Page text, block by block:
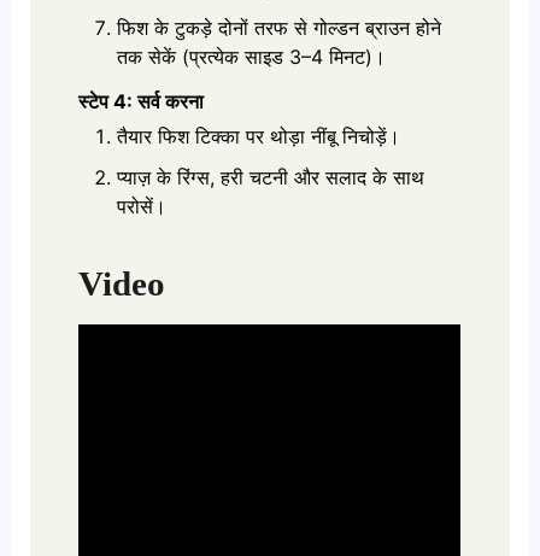
फिश के टुकड़े दोनों तरफ से गोल्डन ब्राउन होने
तक सेकें (प्रत्येक साइड 3–4 मिनट)।
स्टेप 4: सर्व करना
तैयार फिश टिक्का पर थोड़ा नींबू निचोड़ें।
प्याज़ के रिंग्स, हरी चटनी और सलाद के साथ
परोसें।
Video